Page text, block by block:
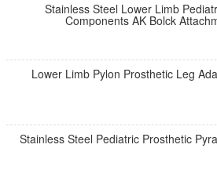
Stainless Steel Lower Limb
Components AK Bolck
Lower Limb Pylon Prosthetic Leg
Stainless Steel Pediatric Prosthetic